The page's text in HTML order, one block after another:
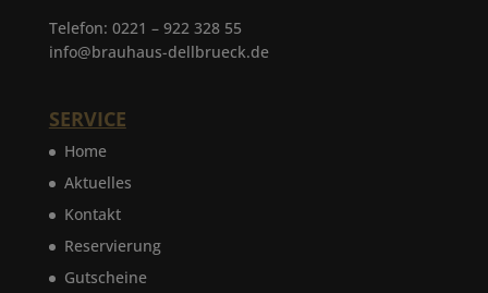
Telefon: 0221 – 922 328 55
info@brauhaus-dellbrueck.de
SERVICE
Home
Aktuelles
Kontakt
Reservierung
Gutscheine